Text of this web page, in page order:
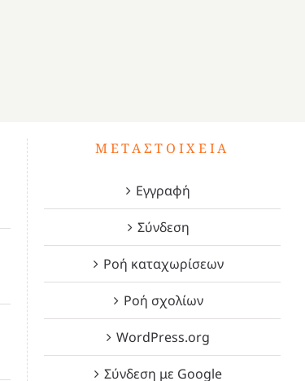
ΜΕΤΑΣΤΟΙΧΕΊΑ
Εγγραφή
Σύνδεση
Ροή καταχωρίσεων
Ροή σχολίων
WordPress.org
Σύνδεση με Google